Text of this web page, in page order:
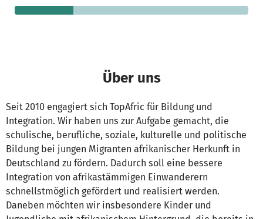
Über uns
Seit 2010 engagiert sich TopAfric für Bildung und
Integration. Wir haben uns zur Aufgabe gemacht, die
schulische, berufliche, soziale, kulturelle und politische
Bildung bei jungen Migranten afrikanischer Herkunft in
Deutschland zu fördern. Dadurch soll eine bessere
Integration von afrikastämmigen Einwanderern
schnellstmöglich gefördert und realisiert werden.
Daneben möchten wir insbesondere Kinder und